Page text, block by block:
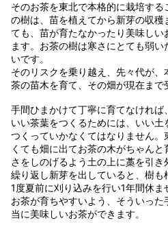
そのお茶を東北で本格的に栽培す
の樹は、苗を植えてから新芽の収
ても、苗が育たなかったり美味しい
ます。お茶の樹は寒さにとても弱
いです。
そのリスクを乗り越え、先々代が
茶の苗木を育て、その畑が現在まで
手間ひまかけて丁寧に育てなければ
いい茶葉をつくるためには、いい
つくっていかなくてはなりません
くても畑に出てお茶の木がちゃん
さをしのげるよう土の上に藁を引き
繰り返し新芽を出していると、樹
1度夏前に刈り込みを行い1年間休
お茶が育ちやすいよう、そういっ
当に美味しいお茶ができます。